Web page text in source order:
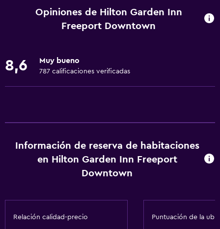
Cajero automático/banco
Centro de negocios
Check-out exprés
Recepción 24 horas
Mascotas permitidas bajo consulta (pueden aplicar cargos
Áreas designadas para fumadores
Opiniones de Hilton Garden Inn
Freeport Downtown
8,6 Muy bueno
787 calificaciones verificadas
Información de reserva de habitaciones
en Hilton Garden Inn Freeport
Downtown
Relación calidad-precio Puntuación de la